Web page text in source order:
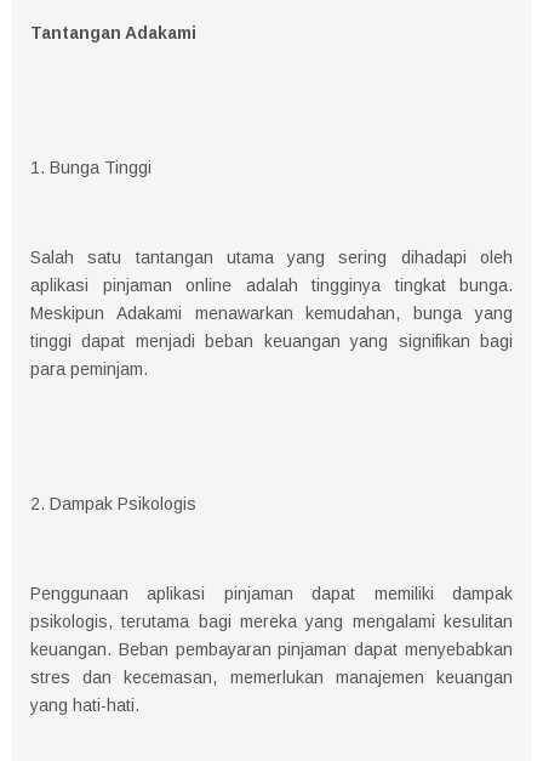
Tantangan Adakami
1. Bunga Tinggi
Salah satu tantangan utama yang sering dihadapi oleh
aplikasi pinjaman online adalah tingginya tingkat bunga.
Meskipun Adakami menawarkan kemudahan, bunga yang
tinggi dapat menjadi beban keuangan yang signifikan bagi
para peminjam.
2. Dampak Psikologis
Penggunaan aplikasi pinjaman dapat memiliki dampak
psikologis, terutama bagi mereka yang mengalami kesulitan
keuangan. Beban pembayaran pinjaman dapat menyebabkan
stres dan kecemasan, memerlukan manajemen keuangan
yang hati-hati.